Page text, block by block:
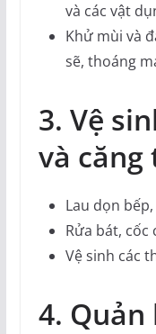
và các vật
Khử mùi và
sẽ, thoáng
3. Vệ
và căng
Lau dọn
Rửa bát, cốc
Vệ sinh các
4.